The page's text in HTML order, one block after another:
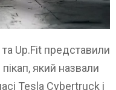
Up.Fit представили
який назвали
Tesla Cybertruck і